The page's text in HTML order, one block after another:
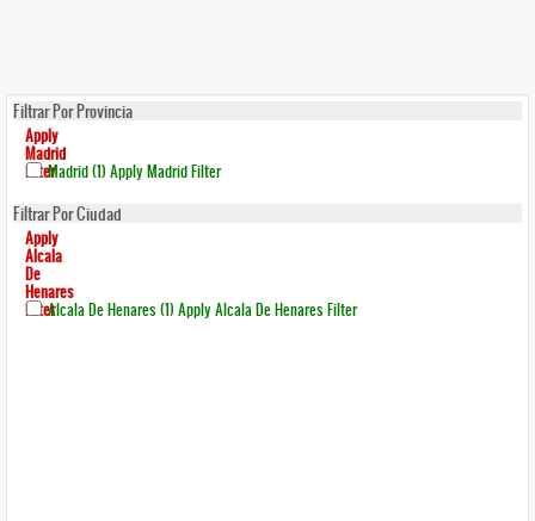
Filtrar Por Provincia
Apply
Madrid
FilterMadrid (1) Apply Madrid Filter
Filtrar Por Ciudad
Apply
Alcala
De
Henares
FilterAlcala De Henares (1) Apply Alcala De Henares Filter